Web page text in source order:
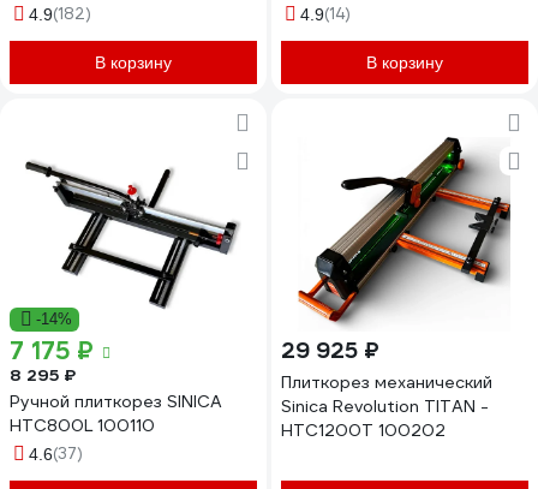
4.9(182)
В корзину
4.9(14)
В корзину
-14%
7 175 ₽
8 295 ₽
Ручной плиткорез SINICA
HTC800L 100110
4.6(37)
29 925 ₽
Плиткорез механический
Sinica Revolution TITAN -
HTC1200T 100202